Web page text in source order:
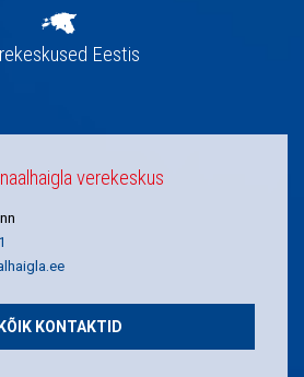
Eestis
verekeskus
KÕIK KONTAKTID